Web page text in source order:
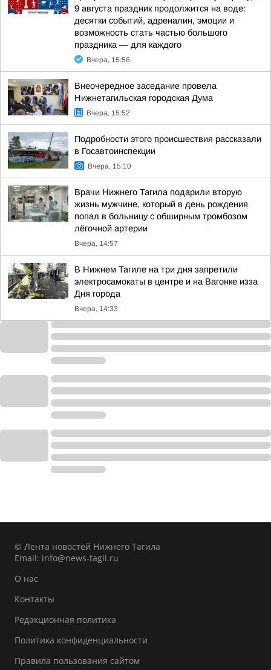
9 августа праздник продолжится на воде:
десятки событий, адреналин, эмоции и
возможность стать частью большого
праздника — для каждого
Вчера, 15:56
Внеочередное заседание провела
Нижнетагильская городская Дума
Вчера, 15:52
Подробности этого происшествия рассказали
в Госавтоинспекции
Вчера, 15:10
Врачи Нижнего Тагила подарили вторую
жизнь мужчине, который в день рождения
попал в больницу с обширным тромбозом
лёгочной артерии
Вчера, 14:57
В Нижнем Тагиле на три дня запретили
электросамокаты в центре и на Вагонке изза
Дня города
Вчера, 14:33
© Лента новостей Нижнего Тагила
Email: info@news-tagil.ru
О нас
Контакты
Редакционная политика
Политика конфиденциальности
Правила пользования сайтом